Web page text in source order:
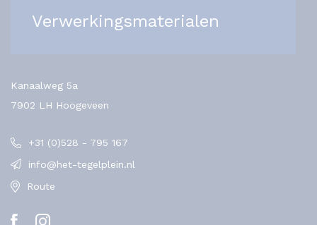
Verwerkingsmaterialen
Kanaalweg 5a
7902 LH Hoogeveen
+31 (0)528 - 795 167
info@het-tegelplein.nl
Route